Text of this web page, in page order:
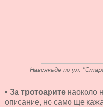
Навсякъде по ул.
• За тротоарите наоколо
описание, но само ще